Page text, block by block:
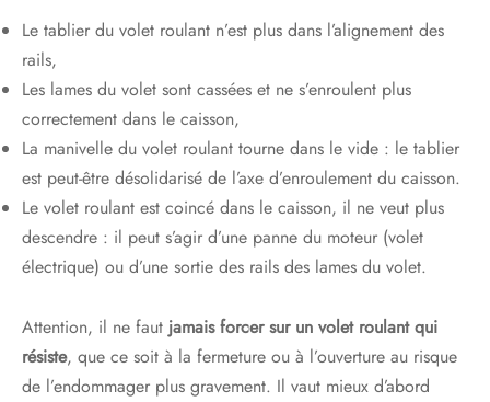
Le tablier du volet roulant n’est plus dans l’alignement des
rails,
Les lames du volet sont cassées et ne s’enroulent plus
correctement dans le caisson,
La manivelle du volet roulant tourne dans le vide : le tablier
est peut-être désolidarisé de l’axe d’enroulement du caisson.
Le volet roulant est coincé dans le caisson, il ne veut plus
descendre : il peut s’agir d’une panne du moteur (volet
électrique) ou d’une sortie des rails des lames du volet.
Attention, il ne faut jamais forcer sur un volet roulant qui
résiste, que ce soit à la fermeture ou à l’ouverture au risque
de l’endommager plus gravement. Il vaut mieux d’abord